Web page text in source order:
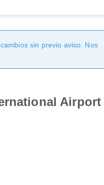
sin previo aviso. Nos
Airport